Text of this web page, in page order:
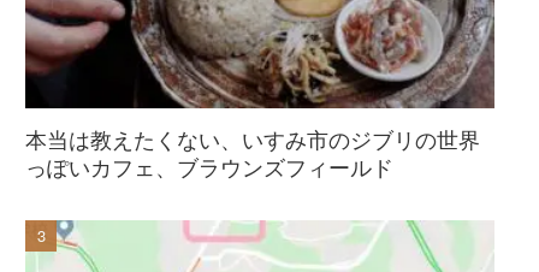
本当は教えたくない、いすみ市のジブリの世界
っぽいカフェ、ブラウンズフィールド